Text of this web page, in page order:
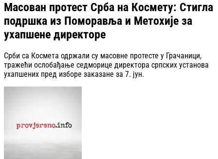
Масован протест Срба на Космету: Стигла
подршка из Поморавља и Метохије за
ухапшене директоре
Срби са Космета одржали су масовне протесте у Грачаници,
тражећи ослобађање седморице директора српских установа
ухапшених пред изборе заказане за 7. јун.